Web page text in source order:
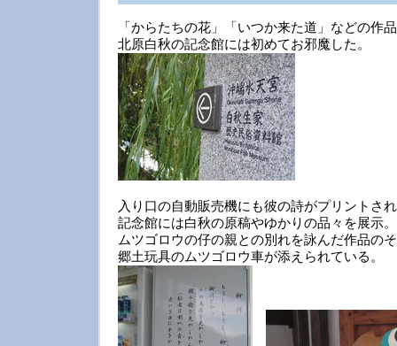
「からたちの花」「いつか来た道」などの作
北原白秋の記念館には初めてお邪魔した。
入り口の自動販売機にも彼の詩がプリントさ
記念館には白秋の原稿やゆかりの品々を展示。
ムツゴロウの仔の親との別れを詠んだ作品の
郷土玩具のムツゴロウ車が添えられている。